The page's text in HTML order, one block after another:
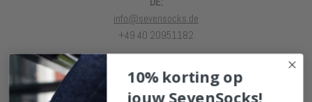
info@sevensocks.de
+49 40 20951182
10% korting op
jouw SevenSocks!